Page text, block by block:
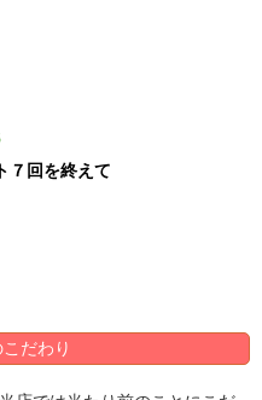
７回を終えて
だわり